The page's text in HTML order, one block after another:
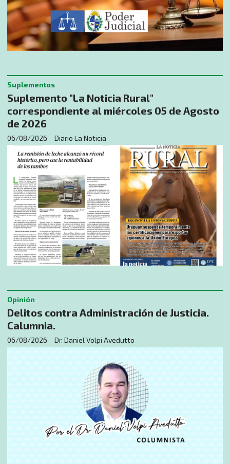
Suplemento "La Noticia Rural"
correspondiente al miércoles 05 de Agosto
de 2026
Diario La Noticia
Suplementos
06/08/2026
Delitos contra Administración de Justicia.
Calumnia.
Dr. Daniel Volpi Avedutto
Opinión
06/08/2026